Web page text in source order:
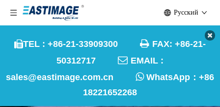
TEL : +86-21-33909300  FAX: +86-21-
50312717  EMAIL :
sales@eastimage.com.cn
WhatsApp： +86
18221652268
Pусский